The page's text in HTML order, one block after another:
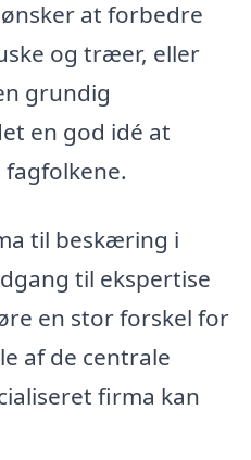
at forbedre
og træer, eller
grundig
en god idé at
til beskæring i
til ekspertise
en stor forskel for
af de centrale
firma kan